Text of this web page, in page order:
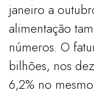
janeiro a
alimentação
números. O
bilhões, nos
6,2% no